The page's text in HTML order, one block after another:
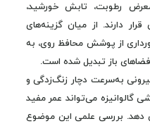
رطوبت، تابش خورشید،
دارند. از میان گزینه‌های
از پوشش محافظ روی، به
فضاهای باز تبدیل شده است.
به‌سرعت دچار زنگ‌زدگی و
گالوانیزه می‌تواند عمر مفید
دهد. بررسی علمی این موضوع